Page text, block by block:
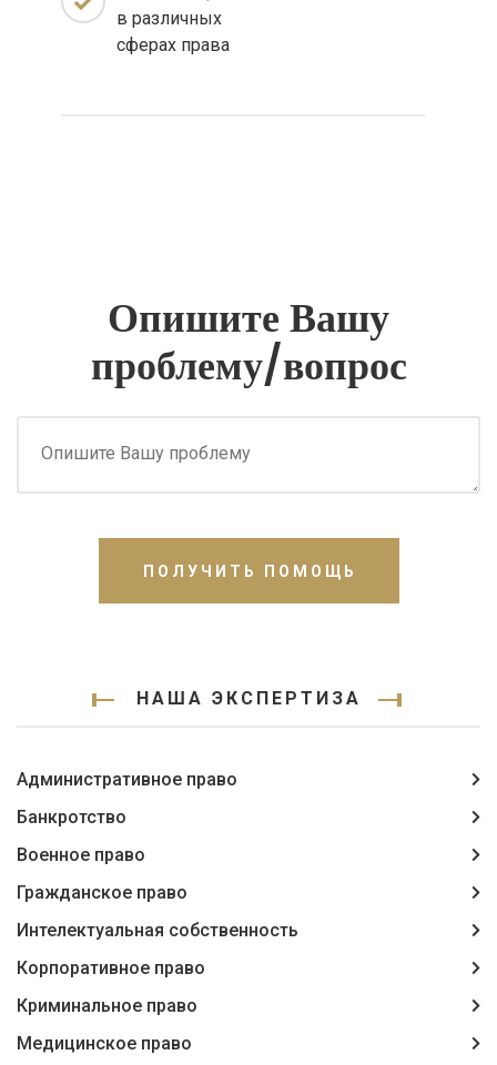
в различных
сферах права
Опишите Вашу
проблему/вопрос
ПОЛУЧИТЬ ПОМОЩЬ
НАША ЭКСПЕРТИЗА
Административное право
Банкротство
Военное право
Гражданское право
Интелектуальная собственность
Корпоративное право
Криминальное право
Медицинское право